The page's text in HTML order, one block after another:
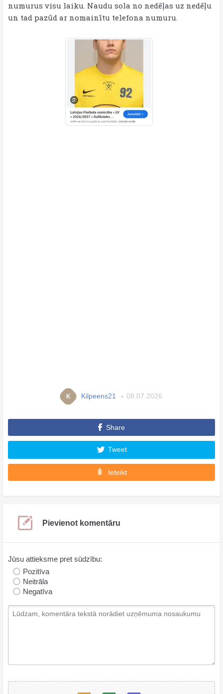
numurus visu laiku. Naudu sola no nedēļas uz nedēļu
un tad pazūd ar nomainītu telefona numuru.
K Kilpeens21 08.07.2026
Share
Tweet
Ieteikt
Pievienot komentāru
Jūsu attieksme pret sūdzību:
Pozitīva
Neitrāla
Negatīva